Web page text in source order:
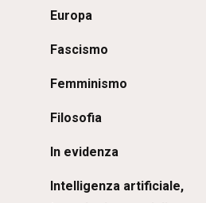
Europa
Fascismo
Femminismo
Filosofia
In evidenza
Intelligenza artificiale,